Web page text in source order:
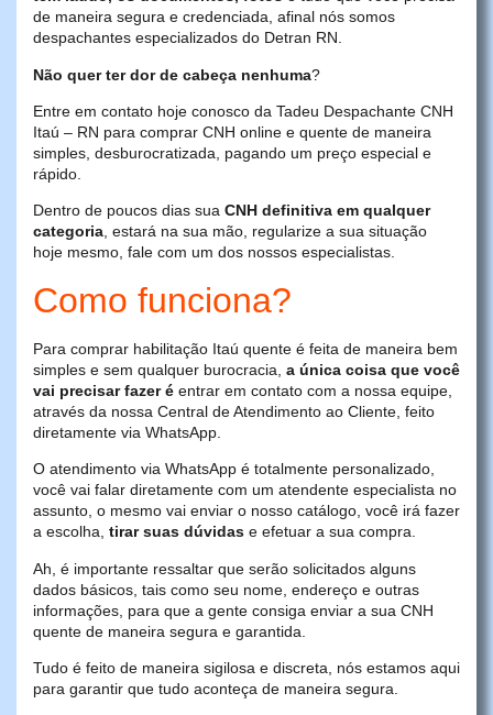
de maneira segura e credenciada, afinal nós somos
despachantes especializados do Detran RN.
Não quer ter dor de cabeça nenhuma?
Entre em contato hoje conosco da Tadeu Despachante CNH
Itaú – RN para comprar CNH online e quente de maneira
simples, desburocratizada, pagando um preço especial e
rápido.
Dentro de poucos dias sua CNH definitiva em qualquer
categoria, estará na sua mão, regularize a sua situação
hoje mesmo, fale com um dos nossos especialistas.
Como funciona?
Para comprar habilitação Itaú quente é feita de maneira bem
simples e sem qualquer burocracia, a única coisa que você
vai precisar fazer é entrar em contato com a nossa equipe,
através da nossa Central de Atendimento ao Cliente, feito
diretamente via WhatsApp.
O atendimento via WhatsApp é totalmente personalizado,
você vai falar diretamente com um atendente especialista no
assunto, o mesmo vai enviar o nosso catálogo, você irá fazer
a escolha, tirar suas dúvidas e efetuar a sua compra.
Ah, é importante ressaltar que serão solicitados alguns
dados básicos, tais como seu nome, endereço e outras
informações, para que a gente consiga enviar a sua CNH
quente de maneira segura e garantida.
Tudo é feito de maneira sigilosa e discreta, nós estamos aqui
para garantir que tudo aconteça de maneira segura.